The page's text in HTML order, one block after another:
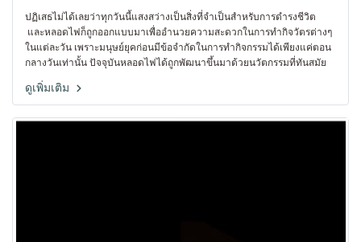
ปฏิเสธไม่ได้เลยว่าทุกวันนี้แสงสว่างเป็นสิ่งที่จำเป็นสำหรับการดำรงชีวิต
และหลอดไฟก็ถูกออกแบบมาเพื่ออำนวยความสะดวกในการทำกิจวัตรต่างๆ
ในแต่ละวัน เพราะมนุษย์ยุคก่อนมีข้อจำกัดในการทำกิจกรรมได้เพียงแค่ตอน
กลางวันเท่านั้น ปัจจุบันหลอดไฟได้ถูกพัฒนาขึ้นมาด้วยนวัตกรรมที่ทันสมัย
ท่านคงทราบดีว่า ทุกวันนี้มีการนำ Feature ใหม่ๆมาใส่ในหลอดไฟ เพื่อให้เรา
เลือกใช้กันอย่างหลากหลาย เช่นการควบคุมหลอดไฟผ่านสมาร์ทโฟน ไม่ว่า
จะเป็นการปิด-เปิด เปลี่ยนสี หรือเพิ่ม-ลดแสงของหลอดไฟ ซึ่งฟังก์ชันนี้เป็นสิ่ง
ดูเพิ่มเติม